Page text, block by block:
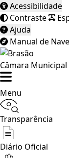
Acessibilidade
Contraste
Ajuda
Manual de
Câmara Municipal
Menu
Transparência
Diário Oficial